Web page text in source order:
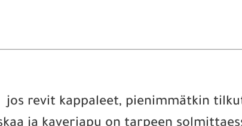
revit kappaleet, pienimmätkin